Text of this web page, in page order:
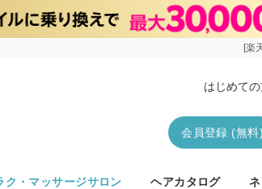
[楽
はじめて
会員登録 (無料)
ク・マッサージサロン ヘアカタログ